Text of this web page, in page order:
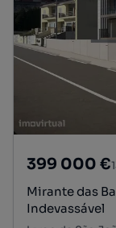
399 000 €
Mirante das
Indevassável